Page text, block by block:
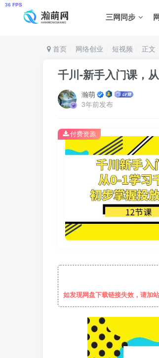
三网同步
首页 网络创业 短视频 正文
千川-新手入门课，
瀚萌
3年前发布
付费资源
如发现网盘下载链接失效，请加